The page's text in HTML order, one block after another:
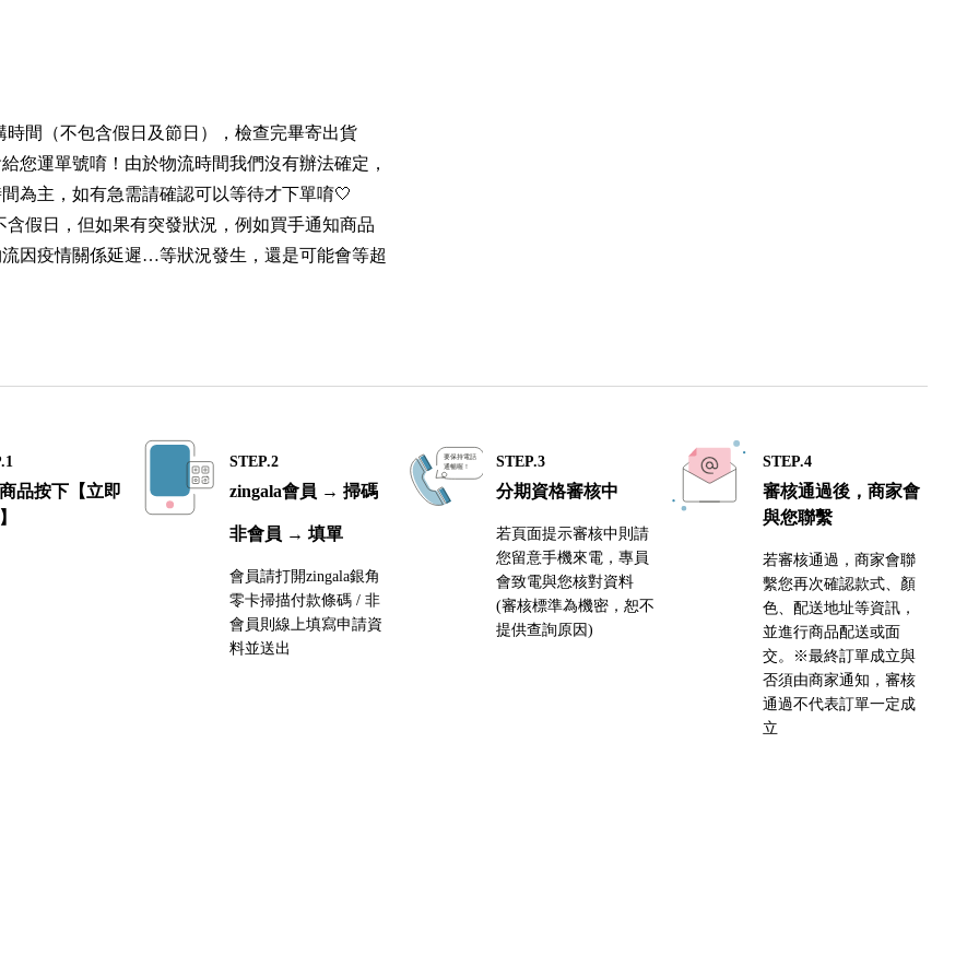
時間（不包含假日及節日），檢查完畢寄出貨
您運單號唷！由於物流時間我們沒有辦法確定，
為主，如有急需請確認可以等待才下單唷🤍
含假日，但如果有突發狀況，例如買手通知商品
因疫情關係延遲…等狀況發生，還是可能會等超
品按下【立即
STEP.2
zingala會員 → 掃碼
非會員 → 填單
會員請打開zingala銀角
零卡掃描付款條碼 / 非
會員則線上填寫申請資
料並送出
STEP.3
分期資格審核中
若頁面提示審核中則請
您留意手機來電，專員
會致電與您核對資料
(審核標準為機密，恕不
提供查詢原因)
STEP.4
審核通過後，商家會
與您聯繫
若審核通過，商家會聯
繫您再次確認款式、顏
色、配送地址等資訊，
並進行商品配送或面
交。※最終訂單成立與
否須由商家通知，審核
通過不代表訂單一定成
立